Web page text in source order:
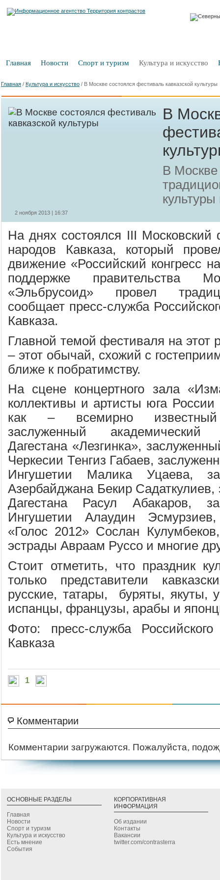
Главная Новости Спорт и туризм Культура и искусство
Главная / Культура и искусство / В Москве состоялся фестиваль кавказской культуры
В
В Москве
2 ноября 2013 | 16:37
На днях состоялся III Московский
народов Кавказа, который
движение «Российский конгресс
поддержке
«Эльбрусоид» провел
сообщает пресс-служба
Кавказа.
Главной темой фестиваля на этот
– этот обычай, схожий с
ближе к побратимству.
На сцене концертного зала
коллективы и артисты юга России
как – всемирно известный
заслуженный
Дагестана «Лезгинка»,
Черкесии Тенгиз Габаев,
Ингушетии Малика Уцаева,
Азербайджана Бекир Садаткулиев,
Дагестана Расул Абакаров,
Ингушетии Алаудин
«Голос 2012» Сослан
эстрады Авраам Руссо и многие
Стоит отметить, что праздник
только представители
русские, татары, буряты, якуты,
испанцы, французы, арабы и
Фото: пресс-служба Российского
Кавказа
1
Комментарии
Комментарии загружаются. Пожалуйста,
ОСНОВНЫЕ РАЗДЕЛЫ
Главная
Новости
Спорт и туризм
Культура и искусство
Есть мнение
События
КОРПОРАТИВНАЯ
ИНФОРМАЦИЯ
Об издании
Контакты
Вакансии
twitter.com/contrasterra